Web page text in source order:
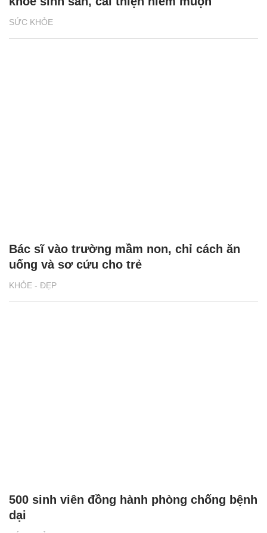
SỨC KHỎE
KHỎE - ĐẸP
Bác sĩ vào trường mầm non, chỉ cách ăn
uống và sơ cứu cho trẻ
500 sinh viên đồng hành phòng chống bệnh
dại